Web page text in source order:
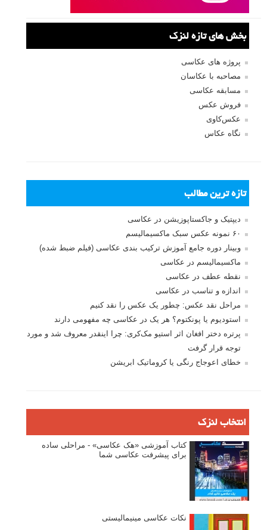
بخش های تازه لنزک
پروژه های عکاسی
مصاحبه با عکاسان
مسابقه عکاسی
فروش عکس
عکس‌کاوی
نگاه عکاس
تازه ترین مطالب
دیپتیک و جاکستا‌پوزیشن در عکاسی
۶۰ نمونه عکس سبک ماکسیمالیسم
وبینار دوره جامع آموزش ترکیب بندی عکاسی (فیلم ضبط شده)
ماکسیمالیسم در عکاسی
نقطه عطف در عکاسی
اندازه و تناسب در عکاسی
مراحل نقد عکس: چطور یک عکس را نقد کنیم
استودیوم یا پونکتوم؟ هر یک در عکاسی چه مفهومی دارند
پرتره دختر افغان اثر استیو مک‌کری: چرا اینقدر معروف شد و مورد
توجه قرار گرفت
خطای اعوجاج رنگی یا کروماتیک ابریشن
انتخاب لنزک
کتاب آموزشی «هک عکاسی» - مراحلی ساده
برای پیشرفت عکاسی شما
نکات عکاسی مینیمالیستی